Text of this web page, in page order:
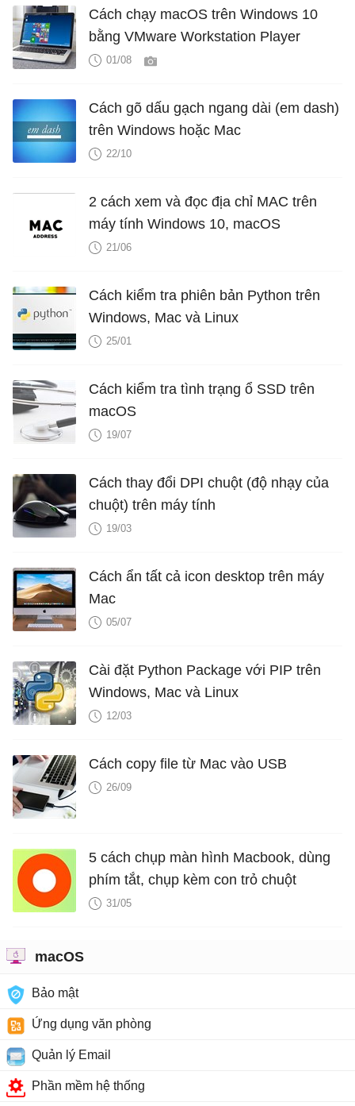
Cách chạy macOS trên Windows 10
bằng VMware Workstation Player
01/08
Cách gõ dấu gạch ngang dài (em dash)
trên Windows hoặc Mac
22/10
2 cách xem và đọc địa chỉ MAC trên
máy tính Windows 10, macOS
21/06
Cách kiểm tra phiên bản Python trên
Windows, Mac và Linux
25/01
Cách kiểm tra tình trạng ổ SSD trên
macOS
19/07
Cách thay đổi DPI chuột (độ nhạy của
chuột) trên máy tính
19/03
Cách ẩn tất cả icon desktop trên máy
Mac
05/07
Cài đặt Python Package với PIP trên
Windows, Mac và Linux
12/03
Cách copy file từ Mac vào USB
26/09
5 cách chụp màn hình Macbook, dùng
phím tắt, chụp kèm con trỏ chuột
31/05
macOS
Bảo mật
Ứng dụng văn phòng
Quản lý Email
Phần mềm hệ thống